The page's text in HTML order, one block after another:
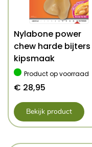
Nylabone power
chew harde bijters
kipsmaak
Product op voorraad
€ 28,95
Bekijk product